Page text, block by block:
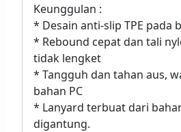
Keunggulan :
* Desain anti-slip TPE pada
* Rebound cepat dan tali
tidak lengket
* Tangguh dan tahan aus,
bahan PC
* Lanyard terbuat dari
digantung.